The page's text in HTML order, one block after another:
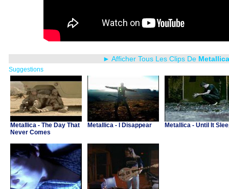
► Afficher Tous Les Clips De Metallica
Suggestions
Metallica - The Day That
Never Comes
Metallica - I Disappear Metallica - Until It